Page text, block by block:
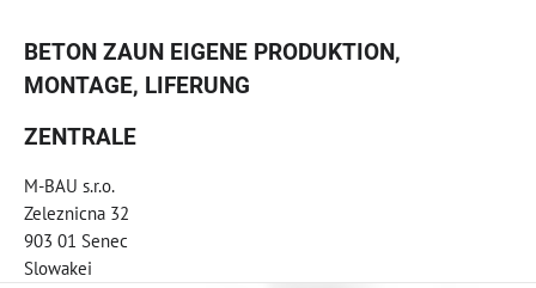
BETON ZAUN EIGENE PRODUKTION,
MONTAGE, LIFERUNG
ZENTRALE
M-BAU s.r.o.
Zeleznicna 32
903 01 Senec
Slowakei